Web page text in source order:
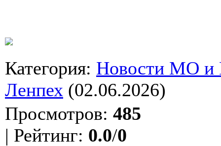
Категория: Новости МО
Ленпех (02.06.2026)
Просмотров: 485
| Рейтинг: 0.0/0